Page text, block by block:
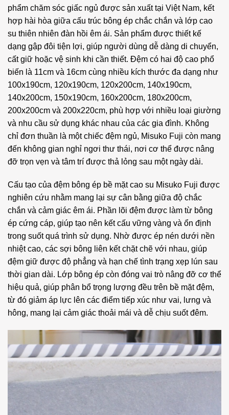
phẩm chăm sóc giấc ngủ được sản xuất tại Việt Nam, kết
hợp hài hòa giữa cấu trúc bông ép chắc chắn và lớp cao
su thiên nhiên đàn hồi êm ái. Sản phẩm được thiết kế
dạng gập đôi tiện lợi, giúp người dùng dễ dàng di chuyển,
cất giữ hoặc vệ sinh khi cần thiết. Đệm có hai độ cao phổ
biến là 11cm và 16cm cùng nhiều kích thước đa dạng như
100x190cm, 120x190cm, 120x200cm, 140x190cm,
140x200cm, 150x190cm, 160x200cm, 180x200cm,
200x200cm và 200x220cm, phù hợp với nhiều loại giường
và nhu cầu sử dụng khác nhau của các gia đình. Không
chỉ đơn thuần là một chiếc đệm ngủ, Misuko Fuji còn mang
đến không gian nghỉ ngơi thư thái, nơi cơ thể được nâng
đỡ trọn vẹn và tâm trí được thả lỏng sau một ngày dài.
Cấu tạo của đệm bông ép bề mặt cao su Misuko Fuji được
nghiên cứu nhằm mang lại sự cân bằng giữa độ chắc
chắn và cảm giác êm ái. Phần lõi đệm được làm từ bông
ép cứng cáp, giúp tạo nên kết cấu vững vàng và ổn định
trong suốt quá trình sử dụng. Nhờ được ép nén dưới nền
nhiệt cao, các sợi bông liên kết chặt chẽ với nhau, giúp
đệm giữ được độ phẳng và hạn chế tình trạng xẹp lún sau
thời gian dài. Lớp bông ép còn đóng vai trò nâng đỡ cơ thể
hiệu quả, giúp phân bổ trọng lượng đều trên bề mặt đệm,
từ đó giảm áp lực lên các điểm tiếp xúc như vai, lưng và
hông, mang lại cảm giác thoải mái và dễ chịu suốt đêm.